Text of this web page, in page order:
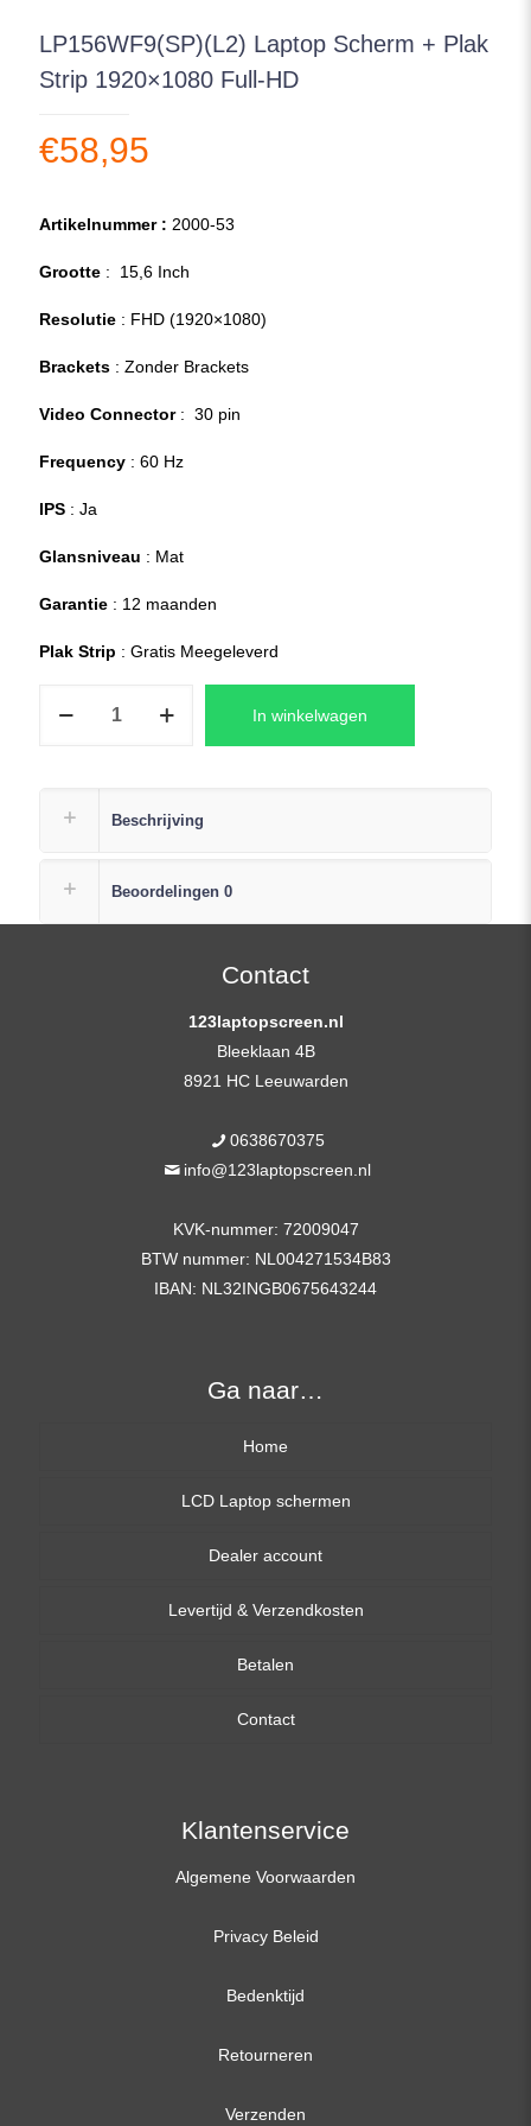
LP156WF9(SP)(L2) Laptop Scherm + Plak
Strip 1920×1080 Full-HD
€58,95
Artikelnummer : 2000-53
Grootte : 15,6 Inch
Resolutie : FHD (1920×1080)
Brackets : Zonder Brackets
Video Connector: 30 pin
Frequency : 60 Hz
IPS : Ja
Glansniveau : Mat
Garantie : 12 maanden
Plak Strip : Gratis Meegeleverd
In winkelwagen
Beschrijving
Beoordelingen 0
Contact
123laptopscreen.nl
Bleeklaan 4B
8921 HC Leeuwarden
0638670375
info@123laptopscreen.nl
KVK-nummer: 72009047
BTW nummer: NL004271534B83
IBAN: NL32INGB0675643244
Ga naar…
Home
LCD Laptop schermen
13,3 inch
14,0 inch
15,6 inch
17,3 inch
Dealer account
Levertijd & Verzendkosten
Betalen
Contact
Klantenservice
Algemene Voorwaarden
Privacy Beleid
Bedenktijd
Retourneren
Verzenden